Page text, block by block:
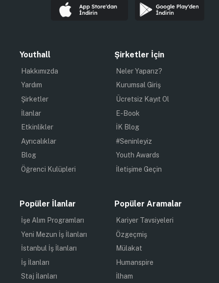
Youthall
Hakkımızda
Yardım
Şirketler
İlanlar
Etkinlikler
Ayrıcalıklar
Blog
Öğrenci Kulüpleri
Şirketler İçin
Neler Yaparız?
Kurumsal Giriş
Ücretsiz Kayıt Ol
E-Book
İK Blog
#Seninleyiz
Youth Awards
İletişime Geçin
Popüler İlanlar
İşe Alım Programları
Yeni Mezun İş İlanları
İstanbul İş İlanları
İş İlanları
Staj İlanları
Popüler Aramalar
Kariyer Tavsiyeleri
Özgeçmiş
Mülakat
Humanspire
İlham